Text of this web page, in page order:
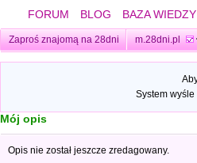
FORUM BLOG BAZA WIEDZY
Zaproś znajomą na 28dni m.28dni.pl
System
Mój opis
Opis nie został jeszcze zredagowany.